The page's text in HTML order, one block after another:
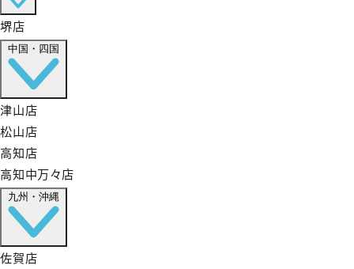
堺店
中国・四国
津山店
松山店
高知店
高知中万々店
九州・沖縄
佐賀店